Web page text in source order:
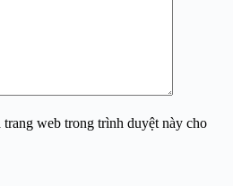
web trong trình duyệt này cho